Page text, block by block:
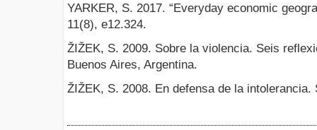
YARKER, S. 2017. “Everyday economic
11(8), e12.324.
ŽIŽEK, S. 2009. Sobre la violencia. Seis
Buenos Aires, Argentina.
ŽIŽEK, S. 2008. En defensa de la intolerancia.